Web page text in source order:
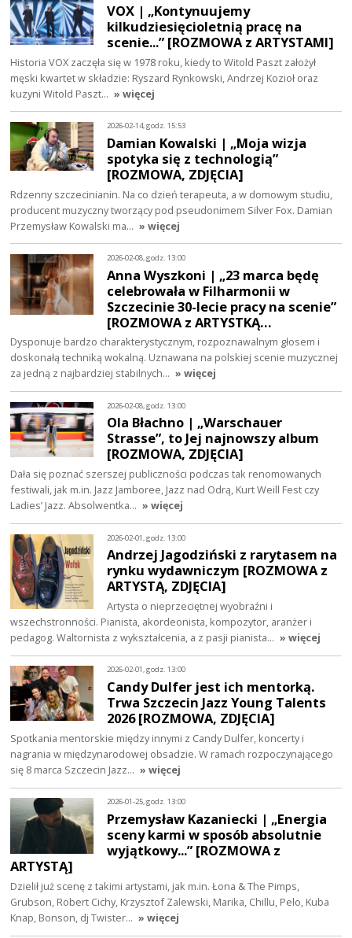
VOX | „Kontynuujemy
kilkudziesięcioletnią pracę na
scenie...” [ROZMOWA z ARTYSTAMI]
Historia VOX zaczęła się w 1978 roku, kiedy to Witold Paszt założył
męski kwartet w składzie: Ryszard Rynkowski, Andrzej Kozioł oraz
kuzyni Witold Paszt… » więcej
2026-02-14, godz. 15:53
Damian Kowalski | „Moja wizja
spotyka się z technologią”
[ROZMOWA, ZDJĘCIA]
Rdzenny szczecinianin. Na co dzień terapeuta, a w domowym studiu,
producent muzyczny tworzący pod pseudonimem Silver Fox. Damian
Przemysław Kowalski ma… » więcej
2026-02-08, godz. 13:00
Anna Wyszkoni | „23 marca będę
celebrowała w Filharmonii w
Szczecinie 30-lecie pracy na scenie”
[ROZMOWA z ARTYSTKĄ…
Dysponuje bardzo charakterystycznym, rozpoznawalnym głosem i
doskonałą techniką wokalną. Uznawana na polskiej scenie muzycznej
za jedną z najbardziej stabilnych… » więcej
2026-02-08, godz. 13:00
Ola Błachno | „Warschauer
Strasse”, to Jej najnowszy album
[ROZMOWA, ZDJĘCIA]
Dała się poznać szerszej publiczności podczas tak renomowanych
festiwali, jak m.in. Jazz Jamboree, Jazz nad Odrą, Kurt Weill Fest czy
Ladies’ Jazz. Absolwentka… » więcej
2026-02-01, godz. 13:00
Andrzej Jagodziński z rarytasem na
rynku wydawniczym [ROZMOWA z
ARTYSTĄ, ZDJĘCIA]
Artysta o nieprzeciętnej wyobraźni i
wszechstronności. Pianista, akordeonista, kompozytor, aranżer i
pedagog. Waltornista z wykształcenia, a z pasji pianista… » więcej
2026-02-01, godz. 13:00
Candy Dulfer jest ich mentorką.
Trwa Szczecin Jazz Young Talents
2026 [ROZMOWA, ZDJĘCIA]
Spotkania mentorskie między innymi z Candy Dulfer, koncerty i
nagrania w międzynarodowej obsadzie. W ramach rozpoczynającego
się 8 marca Szczecin Jazz… » więcej
2026-01-25, godz. 13:00
Przemysław Kazaniecki | „Energia
sceny karmi w sposób absolutnie
wyjątkowy...” [ROZMOWA z
ARTYSTĄ]
Dzielił już scenę z takimi artystami, jak m.in. Łona & The Pimps,
Grubson, Robert Cichy, Krzysztof Zalewski, Marika, Chillu, Pelo, Kuba
Knap, Bonson, dj Twister… » więcej